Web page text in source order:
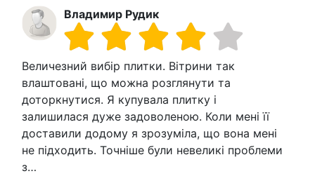
Владимир Рудик
Величезний вибір плитки. Вітрини так
влаштовані, що можна розглянути та
доторкнутися. Я купувала плитку і
залишилася дуже задоволеною. Коли мені її
доставили додому я зрозуміла, що вона мені
не підходить. Точніше були невеликі проблеми
з…